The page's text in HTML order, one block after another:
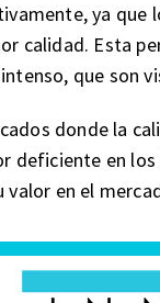
ya que
calidad. Esta
que son
donde la
deficiente en
valor en el